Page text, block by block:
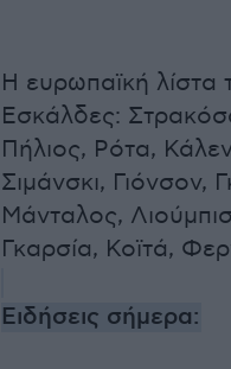
Η ευρωπαϊκή λίστα
Εσκάλδες:
Πήλιος, Ρότα,
Σιμάνσκι, Γιόνσον,
Μάνταλος,
Γκαρσία, Κοϊτά,
Ειδήσεις σήμερα: